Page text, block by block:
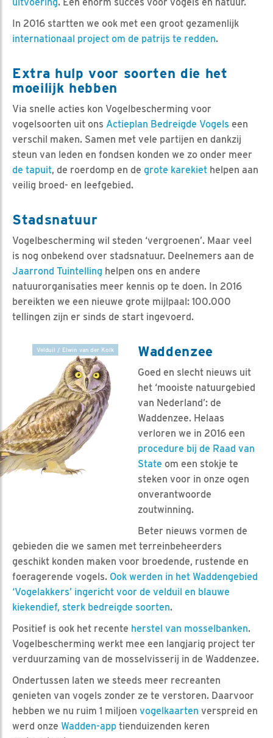
In 2016 startten we ook met een groot gezamenlijk
internationaal project om de patrijs te redden.
Extra hulp voor soorten die het
moeilijk hebben
Via snelle acties kon Vogelbescherming voor
vogelsoorten uit ons Actieplan Bedreigde Vogels een
verschil maken. Samen met vele partijen en dankzij
steun van leden en fondsen konden we zo onder meer
de tapuit, de roerdomp en de grote karekiet helpen aan
veilig broed- en leefgebied.
Stadsnatuur
Vogelbescherming wil steden ‘vergroenen’. Maar veel
is nog onbekend over stadsnatuur. Deelnemers aan de
Jaarrond Tuintelling helpen ons en andere
natuurorganisaties meer kennis op te doen. In 2016
bereikten we een nieuwe grote mijlpaal: 100.000
tellingen zijn er sinds de start ingevoerd.
Velduil / Elwin van der Kolk Waddenzee
Goed en slecht nieuws uit
het ‘mooiste natuurgebied
van Nederland’: de
Waddenzee. Helaas
verloren we in 2016 een
procedure bij de Raad van
State om een stokje te
steken voor in onze ogen
onverantwoorde
zoutwinning.
Beter nieuws vormen de
gebieden die we samen met terreinbeheerders
geschikt konden maken voor broedende, rustende en
foeragerende vogels. Ook werden in het Waddengebied
‘Vogelakkers’ ingericht voor de velduil en blauwe
kiekendief, sterk bedreigde soorten.
Positief is ook het recente herstel van mosselbanken.
Vogelbescherming werkt mee een langjarig project ter
verduurzaming van de mosselvisserij in de Waddenzee.
Ondertussen laten we steeds meer recreanten
genieten van vogels zonder ze te verstoren. Daarvoor
hebben we nu ruim 1 miljoen vogelkaarten verspreid en
werd onze Wadden-app tienduizenden keren